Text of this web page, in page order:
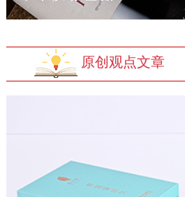
原创观点文章